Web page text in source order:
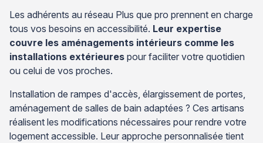
Les adhérents au réseau Plus que pro prennent en charge
tous vos besoins en accessibilité. Leur expertise
couvre les aménagements intérieurs comme les
installations extérieures pour faciliter votre quotidien
ou celui de vos proches.
Installation de rampes d'accès, élargissement de portes,
aménagement de salles de bain adaptées ? Ces artisans
réalisent les modifications nécessaires pour rendre votre
logement accessible. Leur approche personnalisée tient